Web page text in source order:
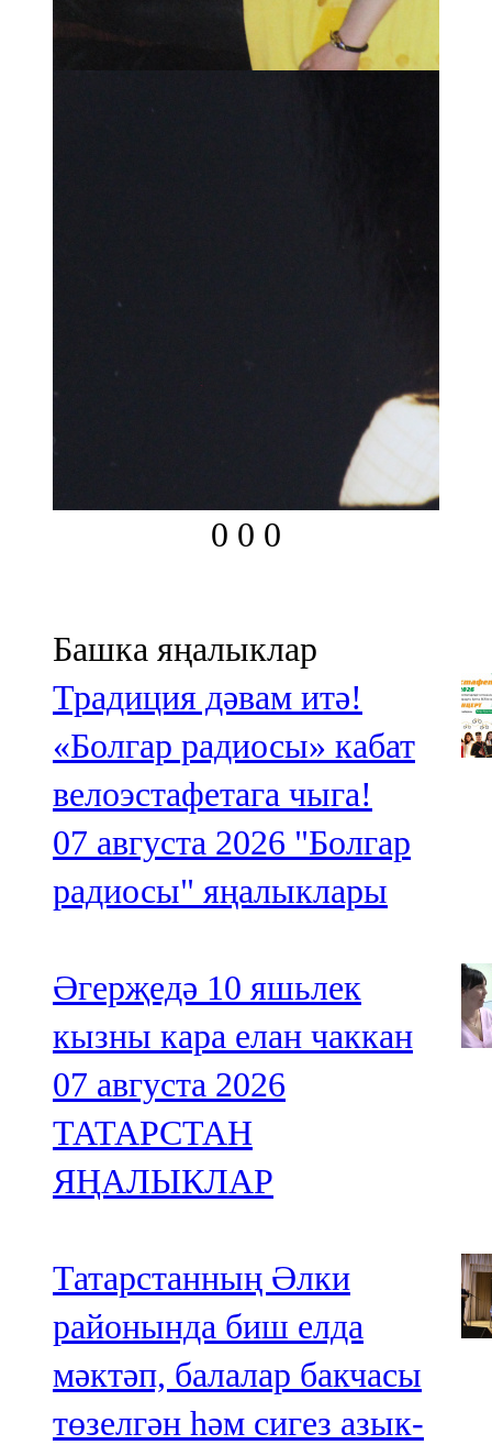
0 0 0
Башка яңалыклар
Традиция дәвам итә!
«Болгар радиосы» кабат
велоэстафетага чыга!
07 августа 2026 "Болгар
радиосы" яңалыклары
Әгерҗедә 10 яшьлек
кызны кара елан чаккан
07 августа 2026
ТАТАРСТАН
ЯҢАЛЫКЛАР
Татарстанның Әлки
районында биш елда
мәктәп, балалар бакчасы
төзелгән һәм сигез азык-